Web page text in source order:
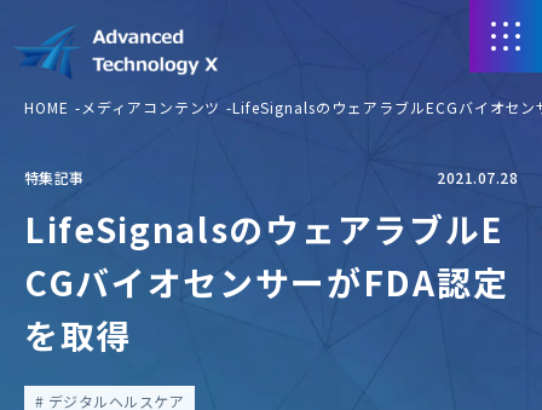
HOME メディアコンテンツ LifeSignalsのウェアラブルECGバイオセン
特集記事 2021.07.28
LifeSignalsのウェアラブルE
CGバイオセンサーがFDA認定
を取得
デジタルヘルスケア